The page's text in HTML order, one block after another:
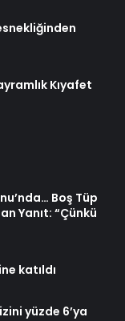
Kıyafet
Boş Tüp
Yanıt: “Çünkü
katıldı
yüzde 6’ya